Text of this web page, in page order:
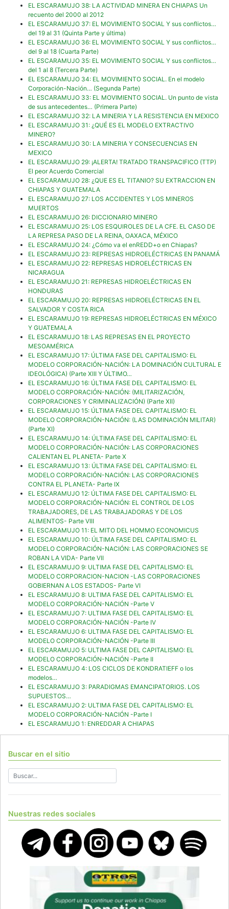
EL ESCARAMUJO 38: LA ACTIVIDAD MINERA EN CHIAPAS Un
recuento del 2000 al 2012
EL ESCARAMUJO 37: EL MOVIMIENTO SOCIAL Y sus conflictos…
del 19 al 31 (Quinta Parte y última)
EL ESCARAMUJO 36: EL MOVIMIENTO SOCIAL Y sus conflictos…
del 9 al 18 (Cuarta Parte)
EL ESCARAMUJO 35: EL MOVIMIENTO SOCIAL Y sus conflictos…
del 1 al 8 (Tercera Parte)
EL ESCARAMUJO 34: EL MOVIMIENTO SOCIAL. En el modelo
Corporación-Nación… (Segunda Parte)
EL ESCARAMUJO 33: EL MOVIMIENTO SOCIAL. Un punto de vista
de sus antecedentes… (Primera Parte)
EL ESCARAMUJO 32: LA MINERIA Y LA RESISTENCIA EN MEXICO
EL ESCARAMUJO 31: ¿QUÉ ES EL MODELO EXTRACTIVO
MINERO?
EL ESCARAMUJO 30: LA MINERIA Y CONSECUENCIAS EN
MEXICO
EL ESCARAMUJO 29: ¡ALERTA! TRATADO TRANSPACIFICO (TTP)
El peor Acuerdo Comercial
EL ESCARAMUJO 28: ¿QUE ES EL TITANIO? SU EXTRACCION EN
CHIAPAS Y GUATEMALA
EL ESCARAMUJO 27: LOS ACCIDENTES Y LOS MINEROS
MUERTOS
EL ESCARAMUJO 26: DICCIONARIO MINERO
EL ESCARAMUJO 25: LOS ESQUIROLES DE LA CFE. EL CASO DE
LA REPRESA PASO DE LA REINA, OAXACA, MÉXICO
EL ESCARAMUJO 24: ¿Cómo va el enREDD+o en Chiapas?
EL ESCARAMUJO 23: REPRESAS HIDROELÉCTRICAS EN PANAMÁ
EL ESCARAMUJO 22: REPRESAS HIDROELÉCTRICAS EN
NICARAGUA
EL ESCARAMUJO 21: REPRESAS HIDROELÉCTRICAS EN
HONDURAS
EL ESCARAMUJO 20: REPRESAS HIDROELÉCTRICAS EN EL
SALVADOR Y COSTA RICA
EL ESCARAMUJO 19: REPRESAS HIDROELÉCTRICAS EN MÉXICO
Y GUATEMALA
EL ESCARAMUJO 18: LAS REPRESAS EN EL PROYECTO
MESOAMÉRICA
EL ESCARAMUJO 17: ÚLTIMA FASE DEL CAPITALISMO: EL
MODELO CORPORACIÓN-NACIÓN: LA DOMINACIÓN CULTURAL E
IDEOLÓGICA) (Parte XIII Y ÚLTIMO…
EL ESCARAMUJO 16: ÚLTIMA FASE DEL CAPITALISMO: EL
MODELO CORPORACIÓN-NACIÓN: (MILITARIZACIÓN,
CORPORACIONES Y CRIMINALIZACIÓN) (Parte XII)
EL ESCARAMUJO 15: ÚLTIMA FASE DEL CAPITALISMO: EL
MODELO CORPORACIÓN-NACIÓN: (LAS DOMINACIÓN MILITAR)
(Parte XI)
EL ESCARAMUJO 14: ÚLTIMA FASE DEL CAPITALISMO: EL
MODELO CORPORACIÓN-NACIÓN: LAS CORPORACIONES
CALIENTAN EL PLANETA- Parte X
EL ESCARAMUJO 13: ÚLTIMA FASE DEL CAPITALISMO: EL
MODELO CORPORACIÓN-NACIÓN: LAS CORPORACIONES
CONTRA EL PLANETA- Parte IX
EL ESCARAMUJO 12: ÚLTIMA FASE DEL CAPITALISMO: EL
MODELO CORPORACIÓN-NACIÓN: EL CONTROL DE LOS
TRABAJADORES, DE LAS TRABAJADORAS Y DE LOS
ALIMENTOS- Parte VIII
EL ESCARAMUJO 11: EL MITO DEL HOMMO ECONOMICUS
EL ESCARAMUJO 10: ÚLTIMA FASE DEL CAPITALISMO: EL
MODELO CORPORACIÓN-NACIÓN: LAS CORPORACIONES SE
ROBAN LA VIDA- Parte VII
EL ESCARAMUJO 9: ULTIMA FASE DEL CAPITALISMO: EL
MODELO CORPORACION-NACION -LAS CORPORACIONES
GOBIERNAN A LOS ESTADOS- Parte VI
EL ESCARAMUJO 8: ULTIMA FASE DEL CAPITALISMO: EL
MODELO CORPORACIÓN-NACIÓN -Parte V
EL ESCARAMUJO 7: ULTIMA FASE DEL CAPITALISMO: EL
MODELO CORPORACIÓN-NACIÓN -Parte IV
EL ESCARAMUJO 6: ULTIMA FASE DEL CAPITALISMO: EL
MODELO CORPORACIÓN-NACIÓN -Parte III
EL ESCARAMUJO 5: ULTIMA FASE DEL CAPITALISMO: EL
MODELO CORPORACIÓN-NACIÓN -Parte II
EL ESCARAMUJO 4: LOS CICLOS DE KONDRATIEFF o los
modelos…
EL ESCARAMUJO 3: PARADIGMAS EMANCIPATORIOS. LOS
SUPUESTOS…
EL ESCARAMUJO 2: ULTIMA FASE DEL CAPITALISMO: EL
MODELO CORPORACIÓN-NACIÓN -Parte I
EL ESCARAMUJO 1: ENREDDAR A CHIAPAS
Buscar en el sitio
Nuestras redes sociales